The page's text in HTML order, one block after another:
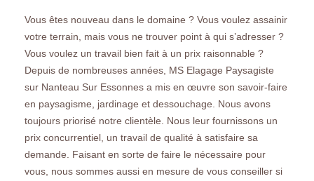
Vous êtes nouveau dans le domaine ? Vous voulez assainir
votre terrain, mais vous ne trouver point à qui s’adresser ?
Vous voulez un travail bien fait à un prix raisonnable ?
Depuis de nombreuses années, MS Elagage Paysagiste
sur Nanteau Sur Essonnes a mis en œuvre son savoir-faire
en paysagisme, jardinage et dessouchage. Nous avons
toujours priorisé notre clientèle. Nous leur fournissons un
prix concurrentiel, un travail de qualité à satisfaire sa
demande. Faisant en sorte de faire le nécessaire pour
vous, nous sommes aussi en mesure de vous conseiller si